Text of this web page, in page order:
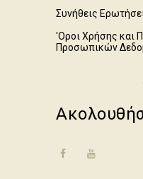
Συνήθεις
'Οροι Χρήσης και
Προσωπικών